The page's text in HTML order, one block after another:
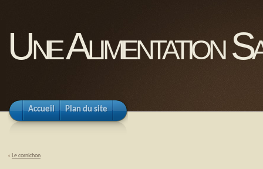
Une Alimentation
Accueil Plan du site
« Le cornichon